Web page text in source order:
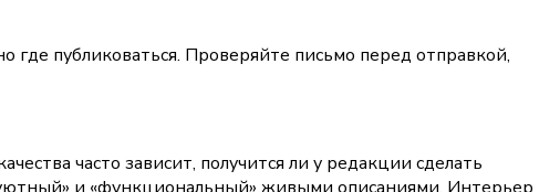
где публиковаться. Проверяйте письмо перед отправкой,
часто зависит, получится ли у редакции сделать